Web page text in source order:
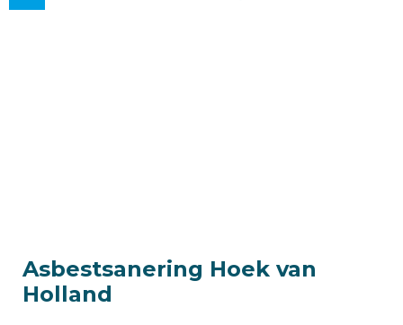
Asbestsanering Hoek van
Holland